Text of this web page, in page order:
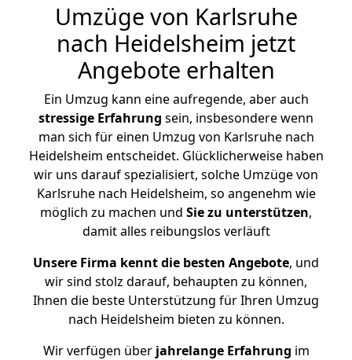
Umzüge von Karlsruhe
nach Heidelsheim jetzt
Angebote erhalten
Ein Umzug kann eine aufregende, aber auch
stressige Erfahrung sein, insbesondere wenn
man sich für einen Umzug von Karlsruhe nach
Heidelsheim entscheidet. Glücklicherweise haben
wir uns darauf spezialisiert, solche Umzüge von
Karlsruhe nach Heidelsheim, so angenehm wie
möglich zu machen und Sie zu unterstützen,
damit alles reibungslos verläuft
Unsere Firma kennt die besten Angebote, und
wir sind stolz darauf, behaupten zu können,
Ihnen die beste Unterstützung für Ihren Umzug
nach Heidelsheim bieten zu können.
Wir verfügen überjahrelange Erfahrung im